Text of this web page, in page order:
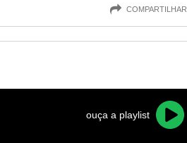
COMPARTILHAR
ouça a playlist